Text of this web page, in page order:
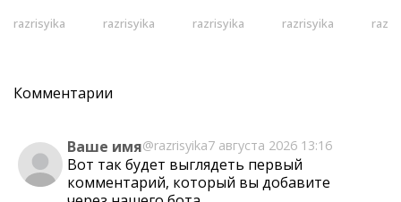
razrisyika razrisyika razrisyika razrisyika
Комментарии
Ваше имя@razrisyika7 августа 2026 13:16
Вот так будет выглядеть первый
комментарий, который вы добавите